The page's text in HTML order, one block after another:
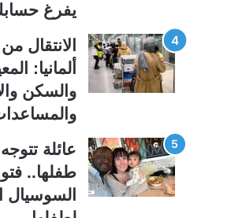
يفرغ
الانتقال
ألمانيا:
والسكن
عائلة
طفلها..
السوسيال